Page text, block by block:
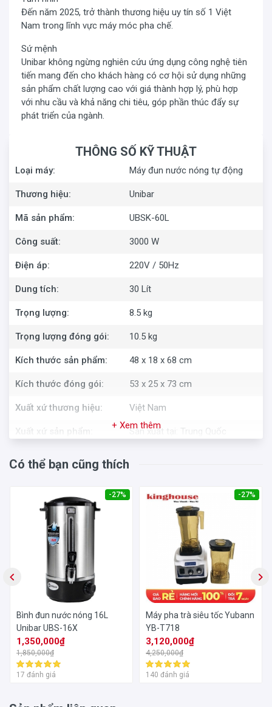
Đến năm 2025, trở thành thương hiệu uy tín số 1 Việt
Nam trong lĩnh vực máy móc pha chế.
Sứ mệnh
Unibar không ngừng nghiên cứu ứng dụng công nghệ tiên
tiến mang đến cho khách hàng có cơ hội sử dụng những
sản phẩm chất lượng cao với giá thành hợp lý, phù hợp
với nhu cầu và khả năng chi tiêu, góp phần thúc đẩy sự
phát triển của ngành.
THÔNG SỐ KỸ THUẬT
Loại máy: Máy đun nước nóng tự động
Thương hiệu: Unibar
Mã sản phẩm: UBSK-60L
Công suất: 3000 W
Điện áp: 220V / 50Hz
Dung tích: 30 Lít
Trọng lượng: 8.5 kg
Trọng lượng đóng gói: 10.5 kg
Kích thước sản phẩm: 48 x 18 x 68 cm
Kích thước đóng gói: 53 x 25 x 73 cm
Xuất xứ thương hiệu: Việt Nam
Xuất xứ sản phẩm: Sản xuất tại: Trung Quốc
Thời gian bảo hành:
+ Xem thêm
Có thể bạn cũng thích
-27%
Bình đun nước nóng 16L
Unibar UBS-16X
1,350,000₫
1,850,000₫
17 đánh giá
-27%
Máy pha trà siêu tốc Yubann
YB-T718
3,120,000₫
4,250,000₫
140 đánh giá